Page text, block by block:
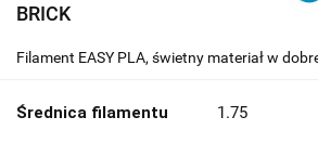
BRICK
Filament EASY PLA, świetny materiał w
Średnica filamentu 1.75